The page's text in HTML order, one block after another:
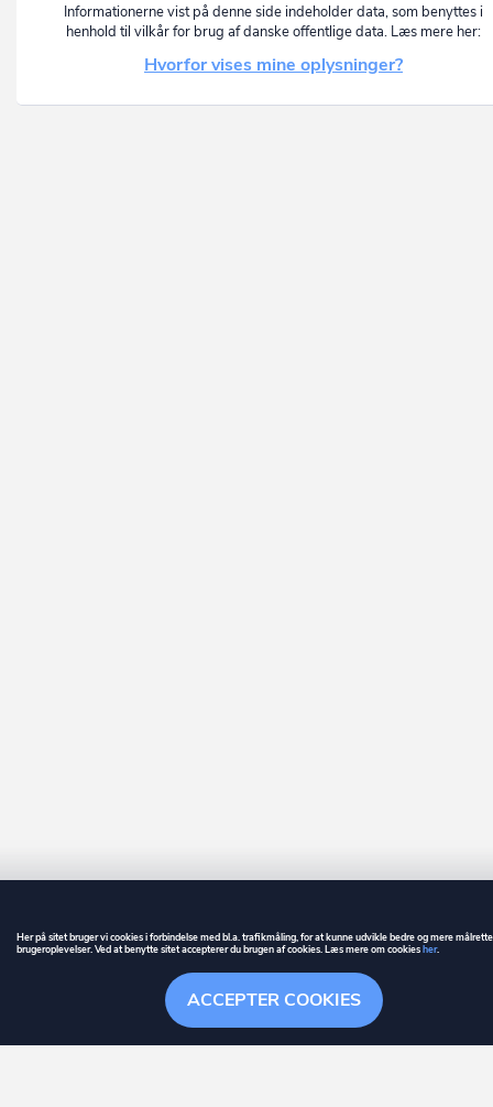
Søgehistorik Menu
Informationerne vist på denne side indeholder data, som benyttes i
henhold til vilkår for brug af danske offentlige data. Læs mere her:
Hvorfor vises mine oplysninger?
er et registreret varemærke tilhørende ownr ApS – CVR nr.: 36 40 88
Stationsparken 26. 2., 2600 Glostrup, info@ownr.dk
ACCEPTER COOKIES
Her på sitet bruger vi cookies i forbindelse med bl.a. trafikmåling, for at kunne udvikle bedre og mere
brugeroplevelser. Ved at benytte sitet accepterer du brugen af cookies. Læs mere om cookiesher.